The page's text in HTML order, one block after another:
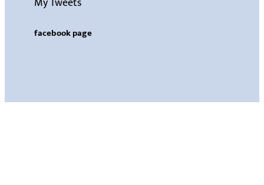
facebook page